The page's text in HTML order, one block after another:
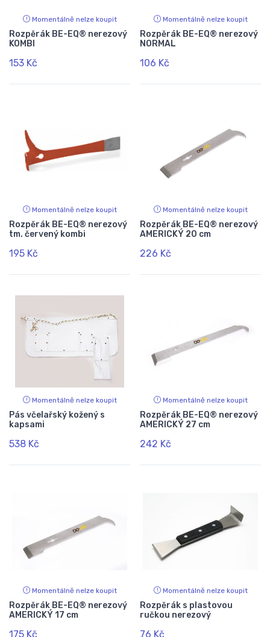
Momentálně nelze koupit
Rozpěrák BE-EQ® nerezový
KOMBI
153 Kč
Momentálně nelze koupit
Rozpěrák BE-EQ® nerezový
NORMAL
106 Kč
Momentálně nelze koupit
Rozpěrák BE-EQ® nerezový
tm. červený kombi
195 Kč
Momentálně nelze koupit
Rozpěrák BE-EQ® nerezový
AMERICKÝ 20 cm
226 Kč
Momentálně nelze koupit
Pás včelařský kožený s
kapsami
538 Kč
Momentálně nelze koupit
Rozpěrák BE-EQ® nerezový
AMERICKÝ 27 cm
242 Kč
Momentálně nelze koupit
Rozpěrák BE-EQ® nerezový
AMERICKÝ 17 cm
175 Kč
Momentálně nelze koupit
Rozpěrák s plastovou
ručkou nerezový
76 Kč